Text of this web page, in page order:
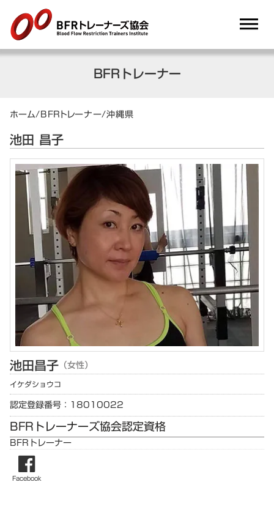
dehaze
BFRトレーナー
ホーム/BFRトレーナー/沖縄県
池田 昌子
池田昌子 （女性）
イケダショウコ
認定登録番号：18010022
BFRトレーナーズ協会認定資格
BFRトレーナー
Facebook